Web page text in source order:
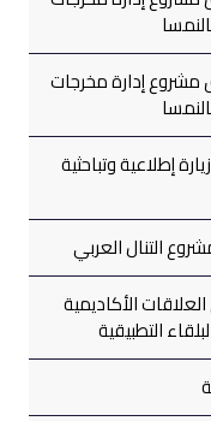
إدارة مخرجات
إطلاعية وتباحثية
التنال العربي
الأكاديمية
التطبيقية